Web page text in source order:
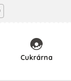
Cukrárna